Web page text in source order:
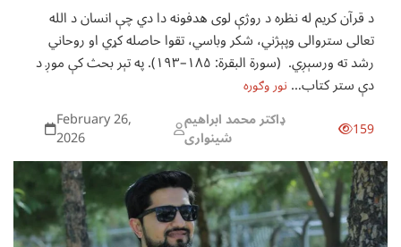
د قرآن کریم له نظره د روژې لوی هدفونه دا دي چې انسان د الله
تعالی ستروالی وپېژني، شکر وباسي، تقوا حاصله کړي او روحاني
رشد ته ورسېږي. (سورة البقرة: ۱۸۵–۱۹۳). په تېر بحث کې موږ د
دې ستر کتاب… نور وګوره
February 26,
2026
ډاکتر محمد ابراهیم
شینواری 159